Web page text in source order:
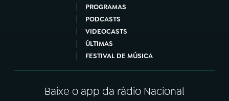
PROGRAMAS
PODCASTS
VIDEOCASTS
ÚLTIMAS
FESTIVAL DE MÚSICA
Baixe o app da rádio Nacional